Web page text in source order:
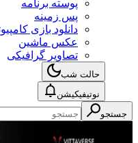
پوسته برنامه
پس زمینه
دانلود بازی
عکس ماشین
تصاویر گرافیکی
حالت شب
نوتیفیکیشن
جستجو